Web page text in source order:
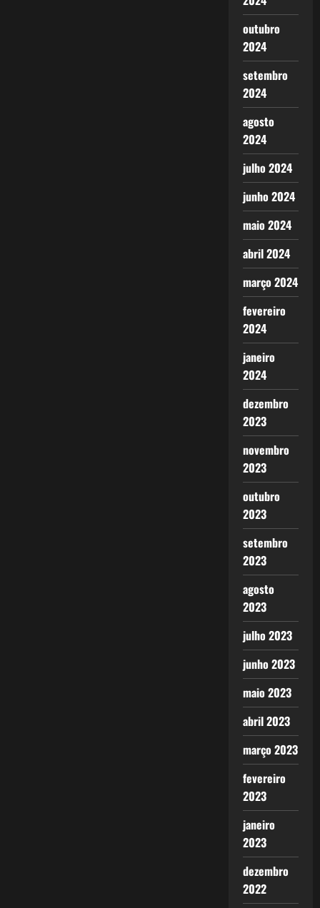
outubro
2024
setembro
2024
agosto
2024
julho 2024
junho 2024
maio 2024
abril 2024
março 2024
fevereiro
2024
janeiro
2024
dezembro
2023
novembro
2023
outubro
2023
setembro
2023
agosto
2023
julho 2023
junho 2023
maio 2023
abril 2023
março 2023
fevereiro
2023
janeiro
2023
dezembro
2022